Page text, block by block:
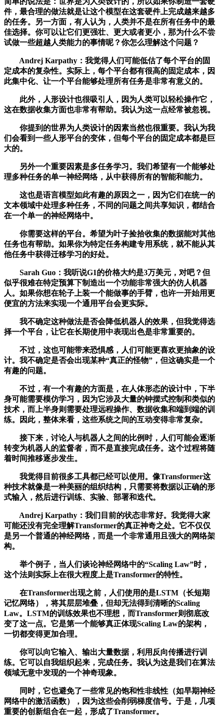
件，最合理的做法就是让这个模型在这套硬件上完成越来越多
的任务。另一方面，有人认为，人类并不是在所有任务中的最
佳选择。你可以让它们更强壮、更大或者更小，那为什么不尝
试做一些超越人类能力的事情呢？你怎么理解这个问题？
Andrej Karpathy：我觉得人们可能低估了每个平台的固
定成本的复杂性。实际上，每个平台都有很高的固定成本，因
此集中化、让一个平台能够处理所有任务是非常有意义的。
此外，人形设计也很吸引人，因为人类可以轻松操作它，
这在数据收集方面也非常有帮助。我认为这一点经常被忽视。
你提到的世界为人类设计的因素当然也很重要。我认为我
们会看到一些人形平台的变体，但每个平台的固定成本都是巨
大的。
另外一个重要因素是多任务学习。我们希望有一个能够处
理多种任务的单一神经网络，从中获得所有的智能和能力。
这也是语言模型如此有趣的原因之一，因为它们在统一的
文本领域中处理多种任务，不同的问题之间共享知识，都结合
在一个单一的神经网络中。
你需要这样的平台。希望为叶子捡拾收集的数据能对其他
任务也有帮助。如果你为特定任务构建专用系统，就不能从其
他任务中获得迁移学习的好处。
Sarah Guo：我听说G1的价格大约是3万美元，对吧？但
似乎很难在特定预算下制造出一个功能非常强大的仿人机器
人。如果你想在轮子上装一个能做事的手臂，也许一开始用更
便宜的方法来实现一个通用平台会更实际。
我不确定这种做法是否会降低机器人的效果，但我觉得选
择一个平台，让它在长期使用中表现出色是非常重要的。
不过，这也可能带来恐惧感，人们可能更喜欢更抽象的设
计。我不确定是否会出现某种“真正的怪物”，但这确实是一个
有趣的问题。
不过，有一个有趣的方面是，在人体形态的设计中，下半
身可能需要模仿学习，因为它涉及大量的钟摆式控制和类似的
技术，而上半身则需要处理远程操作、数据收集和端到端的训
练。因此，整体来看，这些系统之间的互动变得非常复杂。
接下来，讨论人与机器人之间的比例时，人们可能会逐渐
转变为机器人的监督者，而不是直接完成任务。这个过程将随
着时间推移逐步发生。
我觉得目前很多工具都已经可以使用。像Transformer这
种技术就像是一种美丽的组织结构，只需要将数据以正确的形
式输入，然后进行训练、实验、部署和迭代。
Andrej Karpathy：我们目前的状态非常好。我觉得大家
可能还没有完全理解Transformer的真正神奇之处。它不仅仅
是另一个普通的神经网络，而是一个非常通用且强大的网络架
构。
举个例子，当人们谈论神经网络中的“Scaling Law”时，
这个法则实际上在很大程度上是Transformer的特性。
在Transformer出现之前，人们使用的是LSTM（长短期
记忆网络），将其层层堆叠，但却无法得到清晰的Scaling
Law。LSTM的训练效果也不理想，而Transformer则彻底改
变了这一点。它是第一个能够真正体现Scaling Law的架构，
一切都变得更加合理。
你可以向它输入、输出大量数据，利用反向传播进行训
练。它可以自我组织起来，完成任务。我认为这是我们在算法
领域无意中发现的一个神奇现象。
同时，它也避免了一些常见的饱和性非线性（如早期神经
网络中的激活函数），因为这些会削弱梯度信号。于是，几项
重要的创新组合在一起，形成了Transformer。